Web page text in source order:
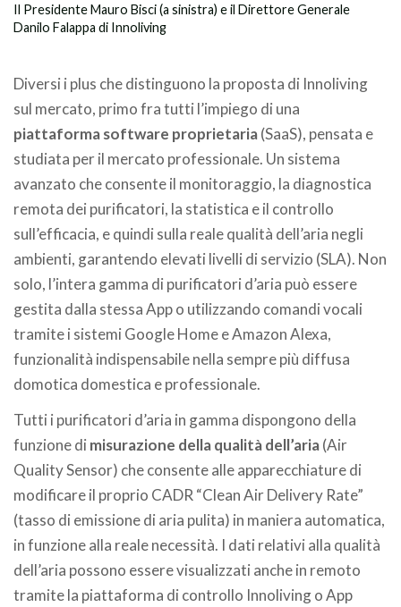
Il Presidente Mauro Bisci (a sinistra) e il Direttore Generale
Danilo Falappa di Innoliving
Diversi i plus che distinguono la proposta di Innoliving
sul mercato, primo fra tutti l’impiego di una
piattaforma software proprietaria(SaaS), pensata e
studiata per il mercato professionale. Un sistema
avanzato che consente il monitoraggio, la diagnostica
remota dei purificatori, la statistica e il controllo
sull’efficacia, e quindi sulla reale qualità dell’aria negli
ambienti, garantendo elevati livelli di servizio (SLA). Non
solo, l’intera gamma di purificatori d’aria può essere
gestita dalla stessa App o utilizzando comandi vocali
tramite i sistemi Google Home e Amazon Alexa,
funzionalità indispensabile nella sempre più diffusa
domotica domestica e professionale.
Tutti i purificatori d’aria in gamma dispongono della
funzione di misurazione della qualità dell’aria(Air
Quality Sensor) che consente alle apparecchiature di
modificare il proprio CADR “Clean Air Delivery Rate”
(tasso di emissione di aria pulita) in maniera automatica,
in funzione alla reale necessità. I dati relativi alla qualità
dell’aria possono essere visualizzati anche in remoto
tramite la piattaforma di controllo Innoliving o App